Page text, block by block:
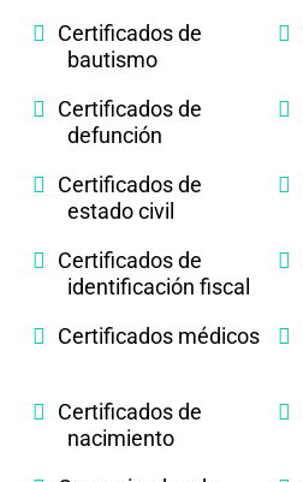
Certificados de
bautismo
Certificados de
defunción
Certificados de
estado civil
Certificados de
identificación fiscal
Certificados médicos
Certificados de
nacimiento